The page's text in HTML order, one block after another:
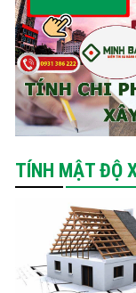
TÍNH MẬT ĐỘ